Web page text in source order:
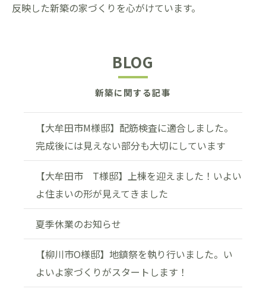
反映した新築の家づくりを心がけています。
BLOG
新築に関する記事
【大牟田市M様邸】配筋検査に適合しました。
完成後には見えない部分も大切にしています
【大牟田市 T様邸】上棟を迎えました！いよい
よ住まいの形が見えてきました
夏季休業のお知らせ
【柳川市O様邸】地鎮祭を執り行いました。い
よいよ家づくりがスタートします！